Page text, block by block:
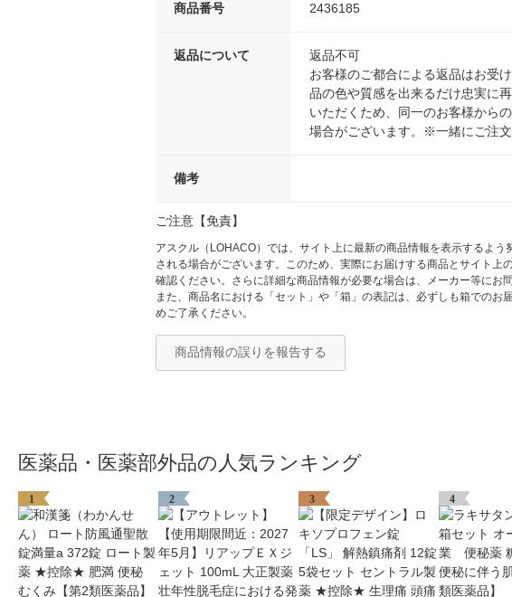
商品番号 2436185
返品について
返品不可
お客様のご都合による返品はお受
品の色や質感を出来るだけ忠実に
いただくため、同一のお客様から
場合がございます。※一緒にご注
備考
ご注意【免責】
アスクル（LOHACO）では、サイト上に最新の商品情報を表示するよ
される場合がございます。このため、実際にお届けする商品とサイト
確認ください。さらに詳細な商品情報が必要な場合は、メーカー等にお
また、商品名における「セット」や「箱」の表記は、必ずしも箱での
めご了承ください。
商品情報の誤りを報告する
医薬品・医薬部外品の人気ランキング
1 2 3 4